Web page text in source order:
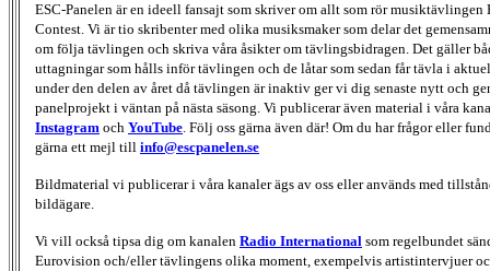
ESC-Panelen är en ideell fansajt som skriver om allt som rör musiktävlingen
Contest. Vi är tio skribenter med olika musiksmaker som delar det
om följa tävlingen och skriva våra åsikter om tävlingsbidragen. Det gäller
uttagningar som hålls inför tävlingen och de låtar som sedan får tävla i
under den delen av året då tävlingen är inaktiv ger vi dig senaste nytt och
panelprojekt i väntan på nästa säsong. Vi publicerar även material i våra
Instagram och YouTube. Följ oss gärna även där! Om du har frågor eller
gärna ett mejl till info@escpanelen.se
Bildmaterial vi publicerar i våra kanaler ägs av oss eller används med
bildägare.
Vi vill också tipsa dig om kanalen Radio International som regelbundet
Eurovision och/eller tävlingens olika moment, exempelvis artistintervjuer